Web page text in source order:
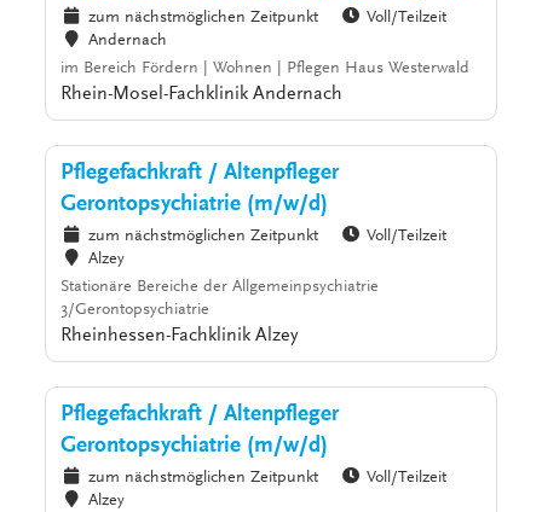
zum nächstmöglichen Zeitpunkt
Voll/Teilzeit
Andernach
im Bereich Fördern | Wohnen | Pflegen Haus Westerwald
Rhein-Mosel-Fachklinik Andernach
Pflegefachkraft / Altenpfleger
Gerontopsychiatrie (m/w/d)
zum nächstmöglichen Zeitpunkt
Voll/Teilzeit
Alzey
Stationäre Bereiche der Allgemeinpsychiatrie
3/Gerontopsychiatrie
Rheinhessen-Fachklinik Alzey
Pflegefachkraft / Altenpfleger
Gerontopsychiatrie (m/w/d)
zum nächstmöglichen Zeitpunkt
Voll/Teilzeit
Alzey